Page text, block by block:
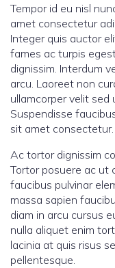
Tempor id eu nisl
amet consectetur
Integer quis auctor
fames ac turpis
dignissim. Interdum
arcu. Laoreet non
ullamcorper velit sed
Suspendisse
sit amet consectetur.
Ac tortor dignissim
Tortor posuere ac ut
faucibus pulvinar
massa sapien
diam in arcu cursus
nulla aliquet enim
lacinia at quis risus
pellentesque.